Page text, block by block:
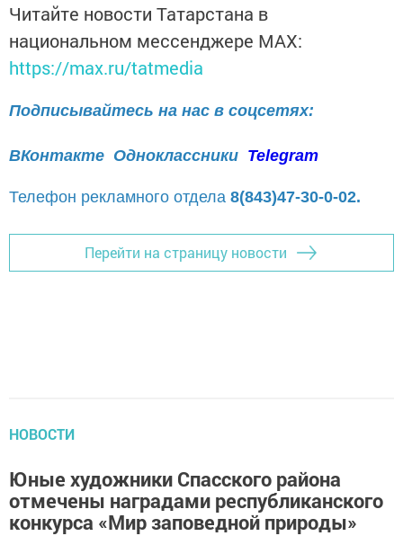
Читайте новости Татарстана в
национальном мессенджере MАХ:
https://max.ru/tatmedia
Подписывайтесь на нас в соцсетях:
ВКонтакте Одноклассники Telegram
Телефон рекламного отдела 8(843)47-30-0-02.
Перейти на страницу новости
НОВОСТИ
Юные художники Спасского района
отмечены наградами республиканского
конкурса «Мир заповедной природы»